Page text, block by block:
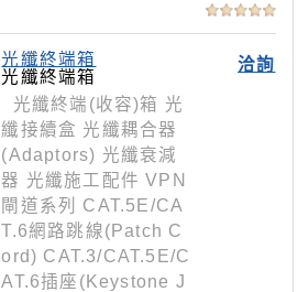
洽詢
光纖終端箱
光纖終端箱
光纖終端(收容)箱 光
纖接續盒 光纖耦合器
(Adaptors) 光纖衰減
器 光纖施工配件 VPN
閘道系列 CAT.5E/CA
T.6網路跳線(Patch C
ord) CAT.3/CAT.5E/C
AT.6插座(Keystone J